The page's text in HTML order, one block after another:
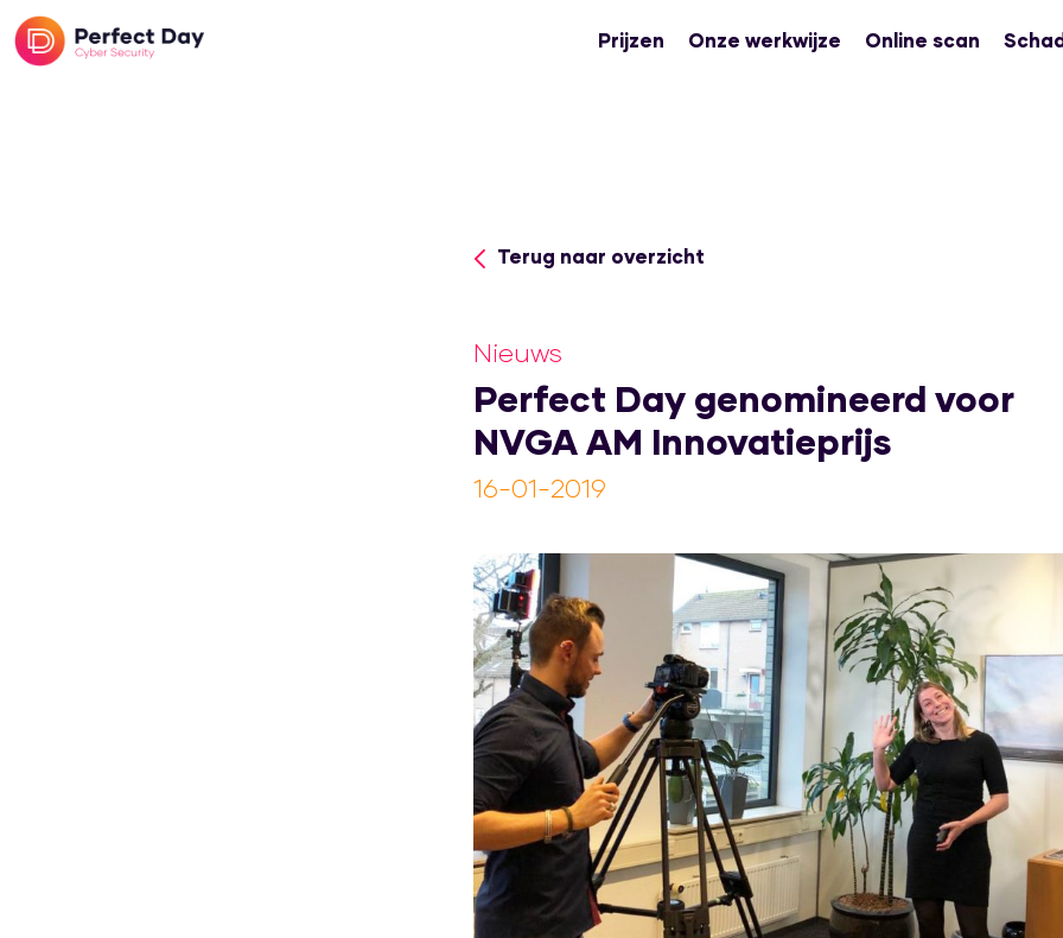
Prijzen Onze werkwijze Online scan
Terug naar overzicht
Nieuws
Perfect Day genomineerd voor
NVGA AM Innovatieprijs
16-01-2019